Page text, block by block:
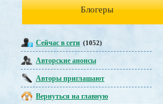
Блогеры
Сейчас в сети (1052)
Авторские анонсы
Авторы приглашают
Вернуться на главную